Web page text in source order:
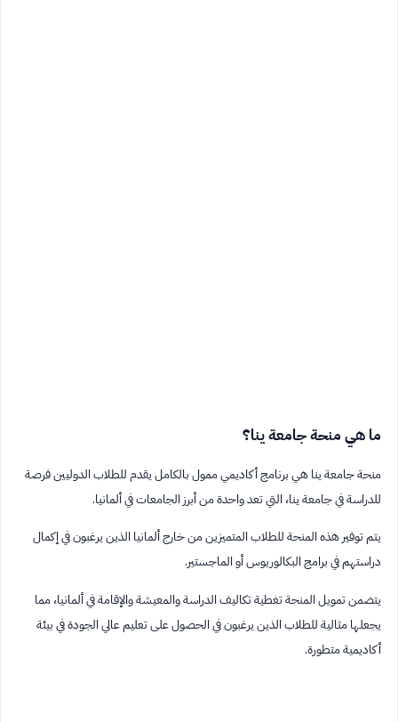
ما هي منحة جامعة ينا؟
منحة جامعة ينا هي برنامج أكاديمي ممول بالكامل يقدم للطلاب الدوليين فرصة
للدراسة في جامعة ينا، التي تعد واحدة من أبرز الجامعات في ألمانيا.
يتم توفير هذه المنحة للطلاب المتميزين من خارج ألمانيا الذين يرغبون في إكمال
دراستهم في برامج البكالوريوس أو الماجستير.
يتضمن تمويل المنحة تغطية تكاليف الدراسة والمعيشة والإقامة في ألمانيا، مما
يجعلها مثالية للطلاب الذين يرغبون في الحصول على تعليم عالي الجودة في بيئة
أكاديمية متطورة.